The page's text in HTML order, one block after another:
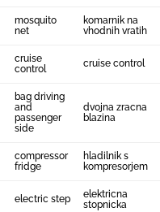
mosquito
net
komarnik na
vhodnih vratih
cruise
control
cruise control
bag driving
and
passenger
side
dvojna zracna
blazina
compressor
fridge
hladilnik s
kompresorjem
electric step
elektricna
stopnicka